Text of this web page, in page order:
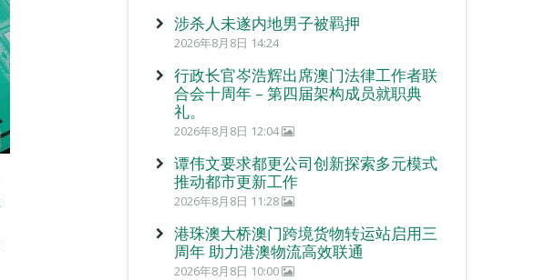
涉杀人未遂内地男子被羁押
2026年8月8日 14:24
行政长官岑浩辉出席澳门法律工作者联
合会十周年 – 第四届架构成员就职典
礼。
2026年8月8日 12:04
谭伟文要求都更公司创新探索多元模式
推动都市更新工作
2026年8月8日 11:28
港珠澳大桥澳门跨境货物转运站启用三
周年 助力港澳物流高效联通
2026年8月8日 10:00